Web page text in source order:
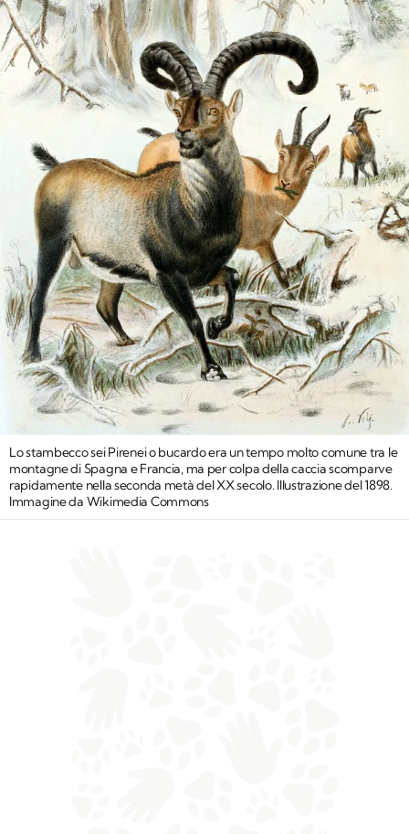
Lo stambecco sei Pirenei o bucardo era un tempo molto comune tra le
montagne di Spagna e Francia, ma per colpa della caccia scomparve
rapidamente nella seconda metà del XX secolo. Illustrazione del 1898.
Immagine da Wikimedia Commons